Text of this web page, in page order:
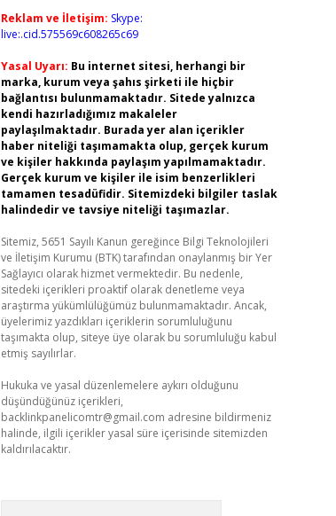
Reklam ve İletişim: Skype:
live:.cid.575569c608265c69
Yasal Uyarı: Bu internet sitesi, herhangi bir
marka, kurum veya şahıs şirketi ile hiçbir
bağlantısı bulunmamaktadır. Sitede yalnızca
kendi hazırladığımız makaleler
paylaşılmaktadır. Burada yer alan içerikler
haber niteliği taşımamakta olup, gerçek kurum
ve kişiler hakkında paylaşım yapılmamaktadır.
Gerçek kurum ve kişiler ile isim benzerlikleri
tamamen tesadüfidir. Sitemizdeki bilgiler taslak
halindedir ve tavsiye niteliği taşımazlar.
Sitemiz, 5651 Sayılı Kanun gereğince Bilgi Teknolojileri
ve İletişim Kurumu (BTK) tarafından onaylanmış bir Yer
Sağlayıcı olarak hizmet vermektedir. Bu nedenle,
sitedeki içerikleri proaktif olarak denetleme veya
araştırma yükümlülüğümüz bulunmamaktadır. Ancak,
üyelerimiz yazdıkları içeriklerin sorumluluğunu
taşımakta olup, siteye üye olarak bu sorumluluğu kabul
etmiş sayılırlar.
Hukuka ve yasal düzenlemelere aykırı olduğunu
düşündüğünüz içerikleri,
backlinkpanelicomtr@gmail.com adresine bildirmeniz
halinde, ilgili içerikler yasal süre içerisinde sitemizden
kaldırılacaktır.